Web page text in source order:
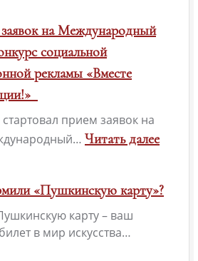
на Международный
социальной
рекламы «Вместе
прием заявок на
Читать далее
«Пушкинскую карту»?
карту – ваш
в мир искусства…